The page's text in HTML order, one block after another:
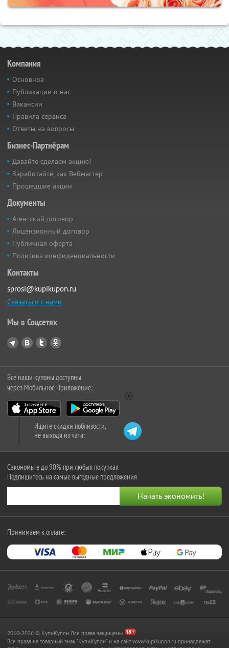
Компания
Основное
Публикации о нас
Вакансии
Правила сервиса
Ответы на вопросы
Бизнес-Партнёрам
Давайте сделаем акцию!
Заработайте, как Вебмастер
Прошедшие акции
Документы
Агентский договор
Лицензионный договор
Публичная оферта
Политика конфиденциальности
Контакты
sprosi@kupikupon.ru
Связаться с нами
Мы в Соцсетях
Все наши купоны доступны
через Мобильное Приложение:
Ищите скидки поблизости,
не выходя из чата:
Сэкономьте до 90% при любых покупках
Подпишитесь на самые выгодные предложения
Принимаем к оплате:
2010-2026 © КупиКупон. Все права защищены.
Все права на товарный знак "КупиКупон" и на сайт www.kupikupon.ru принадлежат